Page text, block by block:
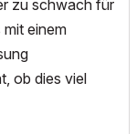
zu schwach für
einem
ob dies viel